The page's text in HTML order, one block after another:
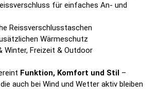
für einfaches An- und
Reissverschlusstaschen
Wärmeschutz
Freizeit & Outdoor
Funktion, Komfort und Stil –
auch bei Wind und Wetter aktiv bleiben